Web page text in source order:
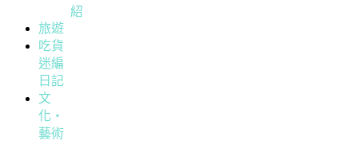
紹
旅遊
吃貨
迷編
日記
文
化・
藝術